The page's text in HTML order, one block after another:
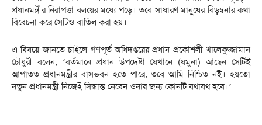
প্রধানমন্ত্রীর নিরাপত্তা বলয়ের মধ্যে পড়ে। তবে সাধারণ মানুষের বিড়ম্বনার কথা
বিবেচনা করে সেটিও বাতিল করা হয়।
এ বিষয়ে জানতে চাইলে গণপূর্ত অধিদপ্তরের প্রধান প্রকৌশলী খালেকুজ্জামান
চৌধুরী বলেন, ‘বর্তমানে প্রধান উপদেষ্টা যেখানে (যমুনা) আছেন সেটিই
আপাতত প্রধানমন্ত্রীর বাসভবন হতে পারে, তবে আমি নিশ্চিত নই। হয়তো
নতুন প্রধানমন্ত্রী নিজেই সিদ্ধান্ত নেবেন ওনার জন্য কোনটি যথাযথ হবে।’